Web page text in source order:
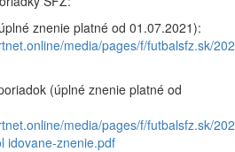
znenie platné od 01.07.2021):
media/pages/f/futbalsfz.sk/
(úplné znenie platné od
media/pages/f/futbalsfz.sk/
idovane-znenie.pdf